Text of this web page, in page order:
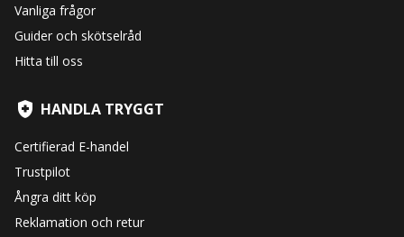
Vanliga frågor
Guider och skötselråd
Hitta till oss
HANDLA TRYGGT
Certifierad E-handel
Trustpilot
Ångra ditt köp
Reklamation och retur